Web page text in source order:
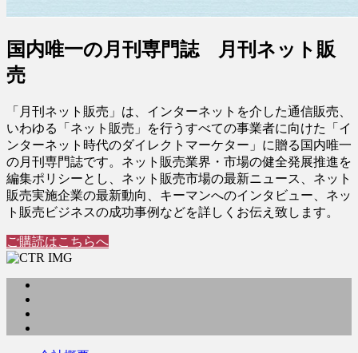
国内唯一の月刊専門誌 月刊ネット販
売
「月刊ネット販売」は、インターネットを介した通信販売、
いわゆる「ネット販売」を行うすべての事業者に向けた「イ
ンターネット時代のダイレクトマーケター」に贈る国内唯一
の月刊専門誌です。ネット販売業界・市場の健全発展推進を
編集ポリシーとし、ネット販売市場の最新ニュース、ネット
販売実施企業の最新動向、キーマンへのインタビュー、ネッ
ト販売ビジネスの成功事例などを詳しくお伝え致します。
ご購読はこちらへ